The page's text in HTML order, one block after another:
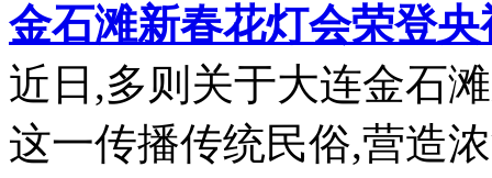
金石滩新春花灯会荣登央
近日,多则关于大连金石
这一传播传统民俗,营造